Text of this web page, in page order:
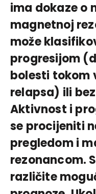
ima dokaze o
magnetnoj
može
progresijom
bolesti tokom
relapsa) ili
Aktivnost i
se procijeniti
pregledom i
rezonancom.
različite